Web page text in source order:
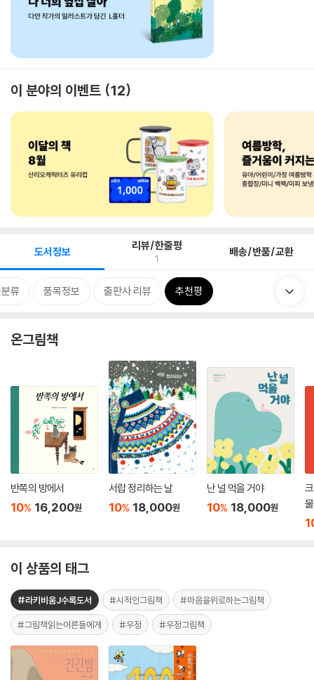
이 분야의 이벤트 12
도서정보 리뷰/한줄평
1 배송/반품/교환
류 품목정보 출판사 리뷰 추천평
온그림책
반쪽의 방에서
10% 16,200원
서랍 정리하는 날
10% 18,000원
난 널 먹을 거야
10% 18,000원
물
이 상품의 태그
#라키비움J수록도서 #시적인그림책 #마음을위로하는그림책
#그림책읽는어른들에게 #우정 #우정그림책